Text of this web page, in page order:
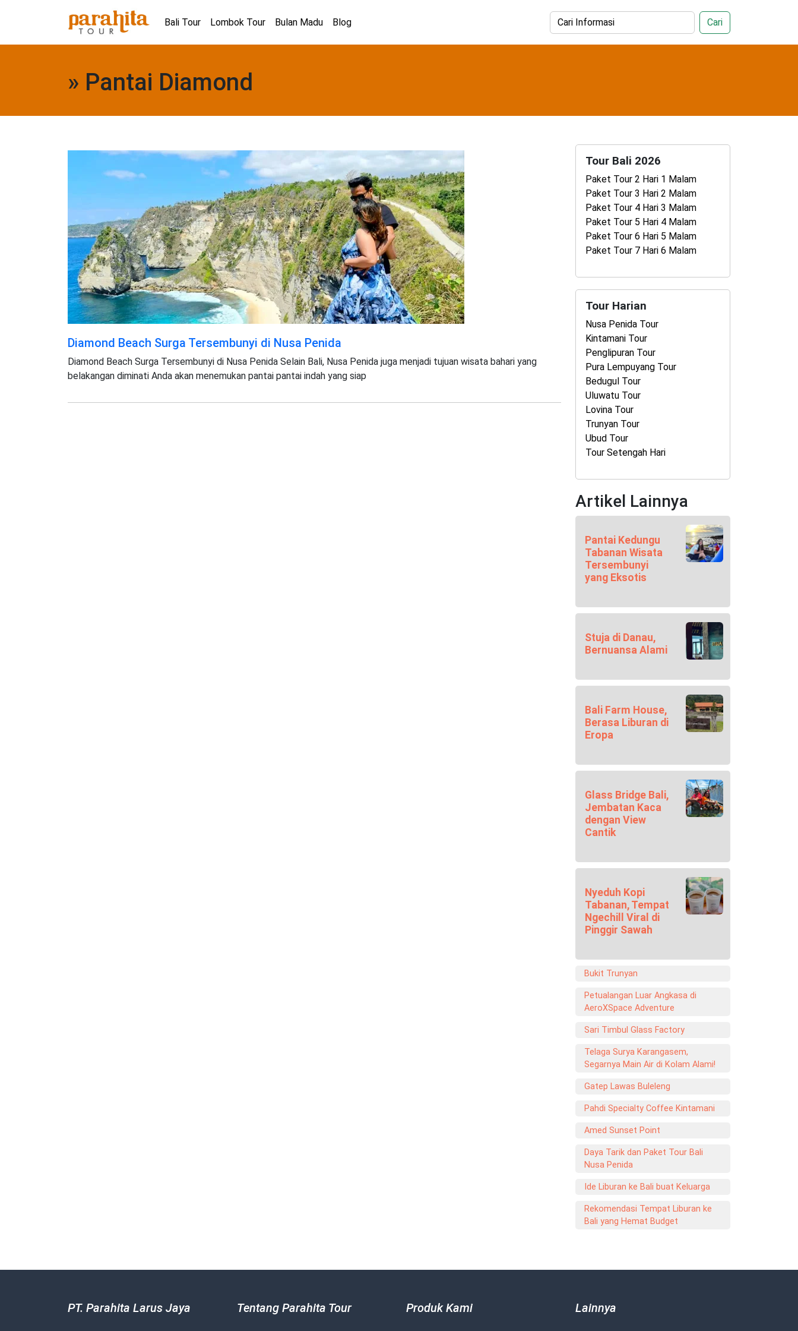
Bali Tour Lombok Tour Bulan Madu Blog Cari
» Pantai Diamond
Diamond Beach Surga Tersembunyi di Nusa Penida
Diamond Beach Surga Tersembunyi di Nusa Penida Selain Bali, Nusa Penida juga menjadi tujuan wisata bahari yang
belakangan diminati Anda akan menemukan pantai pantai indah yang siap
Tour Bali 2026
Paket Tour 2 Hari 1 Malam
Paket Tour 3 Hari 2 Malam
Paket Tour 4 Hari 3 Malam
Paket Tour 5 Hari 4 Malam
Paket Tour 6 Hari 5 Malam
Paket Tour 7 Hari 6 Malam
Tour Harian
Nusa Penida Tour
Kintamani Tour
Penglipuran Tour
Pura Lempuyang Tour
Bedugul Tour
Uluwatu Tour
Lovina Tour
Trunyan Tour
Ubud Tour
Tour Setengah Hari
Artikel Lainnya
Pantai Kedungu
Tabanan Wisata
Tersembunyi
yang Eksotis
Stuja di Danau,
Bernuansa Alami
Bali Farm House,
Berasa Liburan di
Eropa
Glass Bridge Bali,
Jembatan Kaca
dengan View
Cantik
Nyeduh Kopi
Tabanan, Tempat
Ngechill Viral di
Pinggir Sawah
Bukit Trunyan
Petualangan Luar Angkasa di
AeroXSpace Adventure
Sari Timbul Glass Factory
Telaga Surya Karangasem,
Segarnya Main Air di Kolam Alami!
Gatep Lawas Buleleng
Pahdi Specialty Coffee Kintamani
Amed Sunset Point
Daya Tarik dan Paket Tour Bali
Nusa Penida
Ide Liburan ke Bali buat Keluarga
Rekomendasi Tempat Liburan ke
Bali yang Hemat Budget
PT. Parahita Larus Jaya Tentang Parahita Tour Produk Kami Lainnya